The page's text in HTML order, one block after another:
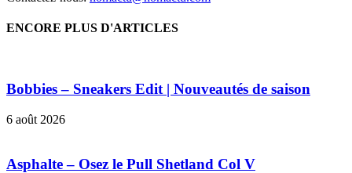
ENCORE PLUS D'ARTICLES
Bobbies – Sneakers Edit | Nouveautés de saison
6 août 2026
Asphalte – Osez le Pull Shetland Col V